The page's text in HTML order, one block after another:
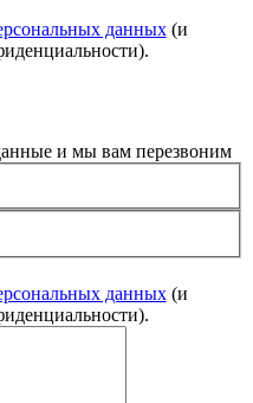
данных(и
и мы вам перезвоним
данных(и